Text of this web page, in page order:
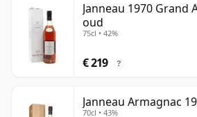
Janneau 1970 Grand
oud
75cl • 42%
€ 219 ?
Janneau Armagnac
70cl • 43%